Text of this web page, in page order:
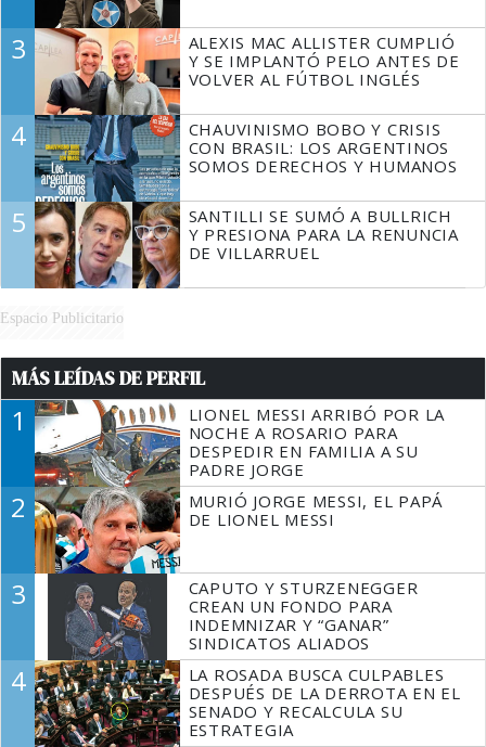
3
ALEXIS MAC ALLISTER CUMPLIÓ
Y SE IMPLANTÓ PELO ANTES DE
VOLVER AL FÚTBOL INGLÉS
4
CHAUVINISMO BOBO Y CRISIS
CON BRASIL: LOS ARGENTINOS
SOMOS DERECHOS Y HUMANOS
5
SANTILLI SE SUMÓ A BULLRICH
Y PRESIONA PARA LA RENUNCIA
DE VILLARRUEL
Espacio Publicitario
MÁS LEÍDAS DE PERFIL
1
LIONEL MESSI ARRIBÓ POR LA
NOCHE A ROSARIO PARA
DESPEDIR EN FAMILIA A SU
PADRE JORGE
2
MURIÓ JORGE MESSI, EL PAPÁ
DE LIONEL MESSI
3
CAPUTO Y STURZENEGGER
CREAN UN FONDO PARA
INDEMNIZAR Y “GANAR”
SINDICATOS ALIADOS
4
LA ROSADA BUSCA CULPABLES
DESPUÉS DE LA DERROTA EN EL
SENADO Y RECALCULA SU
ESTRATEGIA